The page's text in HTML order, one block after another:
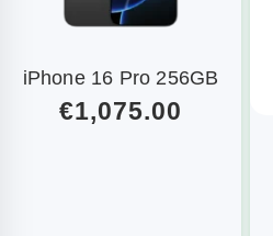
iPhone 16 Pro 256GB
€1,075.00